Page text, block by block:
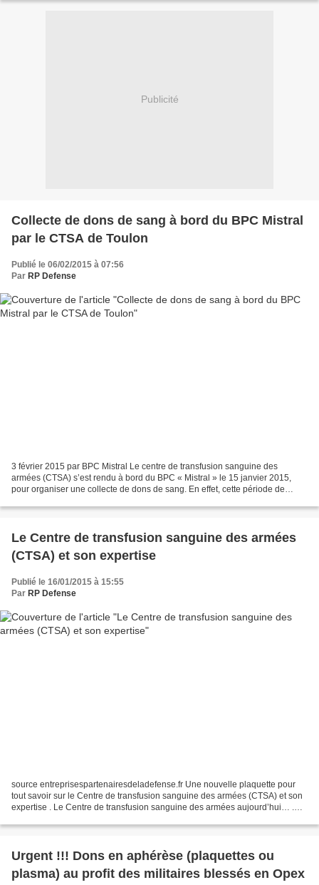
Publicité
Collecte de dons de sang à bord du BPC Mistral
par le CTSA de Toulon
Publié le 06/02/2015 à 07:56
Par RP Defense
3 février 2015 par BPC Mistral Le centre de transfusion sanguine des
armées (CTSA) s’est rendu à bord du BPC « Mistral » le 15 janvier 2015,
pour organiser une collecte de dons de sang. En effet, cette période de
Le Centre de transfusion sanguine des armées
(CTSA) et son expertise
Publié le 16/01/2015 à 15:55
Par RP Defense
source entreprisespartenairesdeladefense.fr Une nouvelle plaquette pour
tout savoir sur le Centre de transfusion sanguine des armées (CTSA) et son
expertise . Le Centre de transfusion sanguine des armées aujourd’hui… .
Urgent !!! Dons en aphérèse (plaquettes ou
plasma) au profit des militaires blessés en Opex